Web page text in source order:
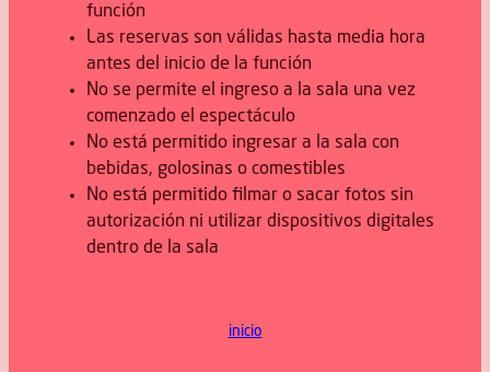
función
Las reservas son válidas hasta media hora
antes del inicio de la función
No se permite el ingreso a la sala una vez
comenzado el espectáculo
No está permitido ingresar a la sala con
bebidas, golosinas o comestibles
No está permitido filmar o sacar fotos sin
autorización ni utilizar dispositivos digitales
dentro de la sala
inicio